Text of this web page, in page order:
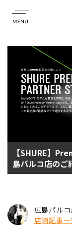
店舗情報
【SHURE】
島パルコ店のご
広島パル
店舗記事一